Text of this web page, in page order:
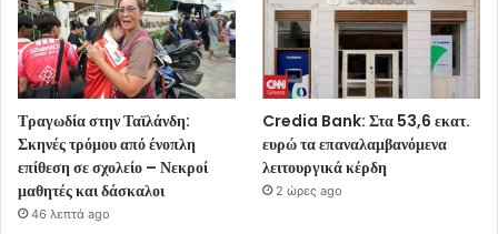
Τραγωδία στην Ταϊλάνδη:
Σκηνές τρόμου από ένοπλη
επίθεση σε σχολείο – Νεκροί
μαθητές και δάσκαλοι
46 λεπτά ago
Credia Bank: Στα 53,6 εκατ.
ευρώ τα επαναλαμβανόμενα
λειτουργικά κέρδη
2 ώρες ago